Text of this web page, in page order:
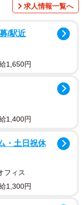
かけに打ち合わせ
よび商談をしたこと
求人情報一覧へ
/駅近
1,650円
1,400円
・土日祝休
フィス
1,300円